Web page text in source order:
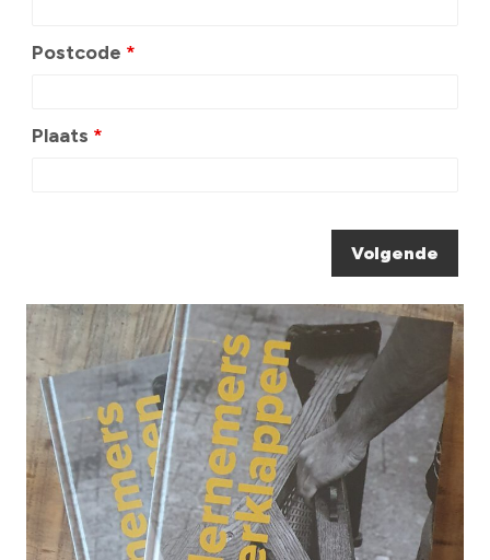
Postcode *
Plaats *